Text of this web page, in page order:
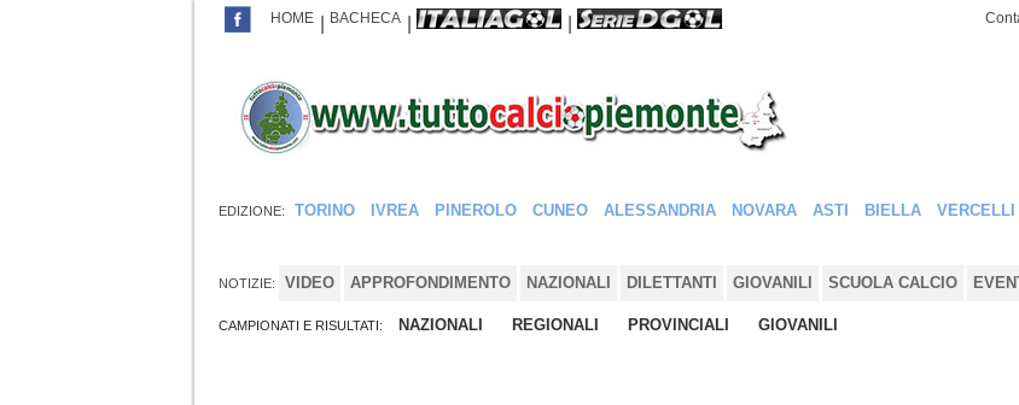
HOME BACHECA
EDIZIONE: TORINO IVREA PINEROLO CUNEO ALESSANDRIA NOVARA ASTI BIELLA VERCELLI
NOTIZIE: VIDEO APPROFONDIMENTO NAZIONALI DILETTANTI GIOVANILI SCUOLA CALCIO
CAMPIONATI E RISULTATI: NAZIONALI REGIONALI PROVINCIALI GIOVANILI